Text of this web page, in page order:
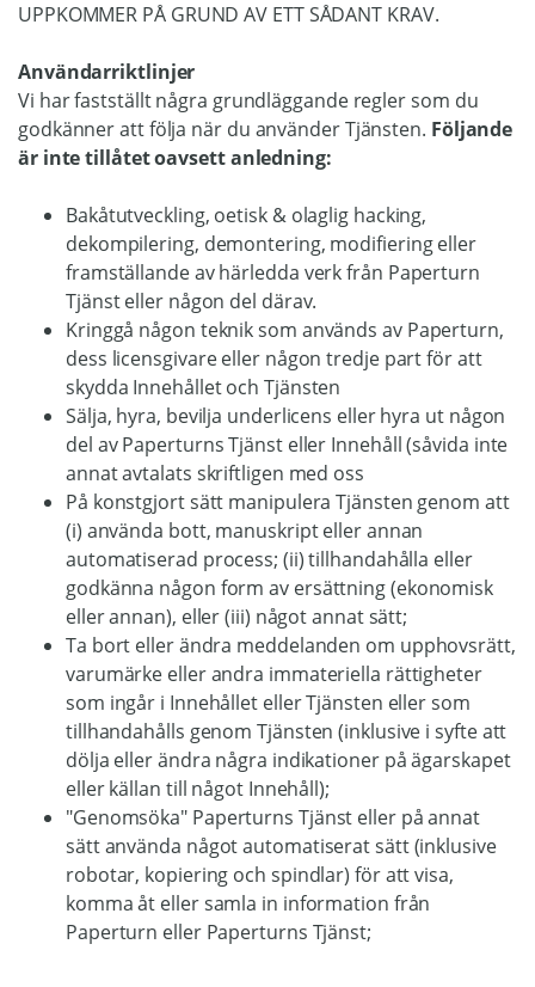
UPPKOMMER PÅ GRUND AV ETT SÅDANT KRAV.
Användarriktlinjer
Vi har fastställt några grundläggande regler som du
godkänner att följa när du använder Tjänsten. Följande
är inte tillåtet oavsett anledning:
Bakåtutveckling, oetisk & olaglig hacking,
dekompilering, demontering, modifiering eller
framställande av härledda verk från Paperturn
Tjänst eller någon del därav.
Kringgå någon teknik som används av Paperturn,
dess licensgivare eller någon tredje part för att
skydda Innehållet och Tjänsten
Sälja, hyra, bevilja underlicens eller hyra ut någon
del av Paperturns Tjänst eller Innehåll (såvida inte
annat avtalats skriftligen med oss
På konstgjort sätt manipulera Tjänsten genom att
(i) använda bott, manuskript eller annan
automatiserad process; (ii) tillhandahålla eller
godkänna någon form av ersättning (ekonomisk
eller annan), eller (iii) något annat sätt;
Ta bort eller ändra meddelanden om upphovsrätt,
varumärke eller andra immateriella rättigheter
som ingår i Innehållet eller Tjänsten eller som
tillhandahålls genom Tjänsten (inklusive i syfte att
dölja eller ändra några indikationer på ägarskapet
eller källan till något Innehåll);
"Genomsöka" Paperturns Tjänst eller på annat
sätt använda något automatiserat sätt (inklusive
robotar, kopiering och spindlar) för att visa,
komma åt eller samla in information från
Paperturn eller Paperturns Tjänst;